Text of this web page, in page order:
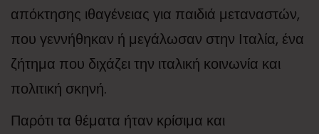
απόκτησης ιθαγένειας για παιδιά μεταναστών,
που γεννήθηκαν ή μεγάλωσαν στην Ιταλία, ένα
ζήτημα που διχάζει την ιταλική κοινωνία και
πολιτική σκηνή.
Παρότι τα θέματα ήταν κρίσιμα και